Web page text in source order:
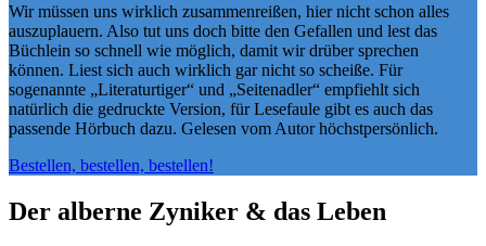
Wir müssen uns wirklich zusammenreißen, hier nicht schon alles
auszuplauern. Also tut uns doch bitte den Gefallen und lest das
Büchlein so schnell wie möglich, damit wir drüber sprechen
können. Liest sich auch wirklich gar nicht so scheiße. Für
sogenannte „Literaturtiger“ und „Seitenadler“ empfiehlt sich
natürlich die gedruckte Version, für Lesefaule gibt es auch das
passende Hörbuch dazu. Gelesen vom Autor höchstpersönlich.
Bestellen, bestellen, bestellen!
Der alberne Zyniker & das Leben